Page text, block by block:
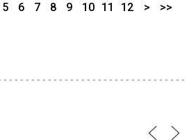
5 6 7 8 9 10 11 12 > >>